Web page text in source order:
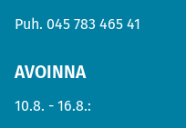
Puh. 045 783 465 41
AVOINNA
10.8. - 16.8.: